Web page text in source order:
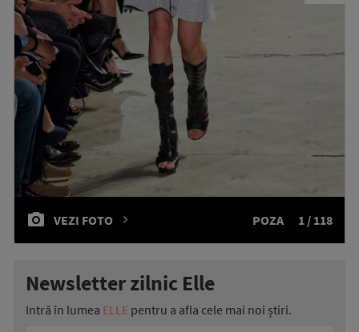
VEZI FOTO POZA 1 / 118
Newsletter zilnic Elle
Intră în lumea ELLE pentru a afla cele mai noi știri.